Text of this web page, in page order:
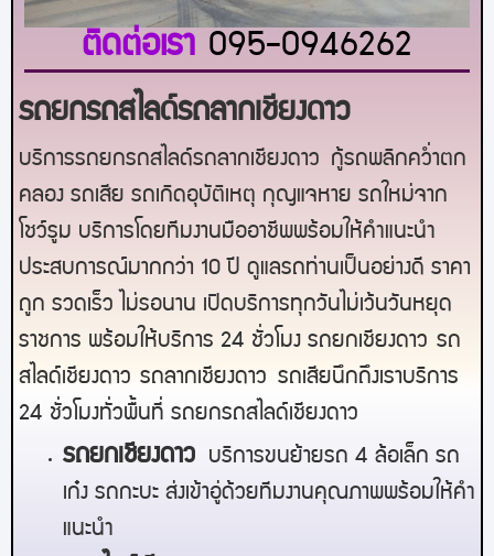
ติดต่อเรา 095-0946262
รถยกรถสไลด์รถลากเชียงดาว
บริการรถยกรถสไลด์รถลากเชียงดาว กู้รถพลิกคว่ำตก
คลอง รถเสีย รถเกิดอุบัติเหตุ กุญแจหาย รถใหม่จาก
โชว์รูม บริการโดยทีมงานมืออาชีพพร้อมให้คำแนะนำ
ประสบการณ์มากกว่า 10 ปี ดูแลรถท่านเป็นอย่างดี ราคา
ถูก รวดเร็ว ไม่รอนาน เปิดบริการทุกวันไม่เว้นวันหยุด
ราชการ พร้อมให้บริการ 24 ชั่วโมง รถยกเชียงดาว รถ
สไลด์เชียงดาว รถลากเชียงดาว
รถเสียนึกถึงเราบริการ
24 ชั่วโมงทั่วพื้นที่ รถยกรถสไลด์เชียงดาว
รถยกเชียงดาว
บริการขนย้ายรถ 4 ล้อเล็ก รถ
เก๋ง รถกะบะ ส่งเข้าอู่ด้วยทีมงานคุณภาพพร้อมให้คำ
แนะนำ